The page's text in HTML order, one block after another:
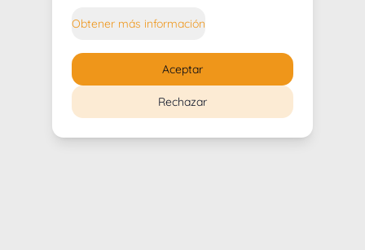
Obtener más información
Rechazar
Aceptar